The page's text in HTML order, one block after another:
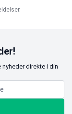
direkte i din